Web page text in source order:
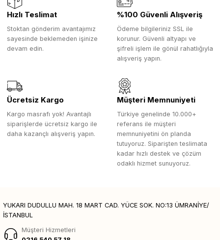
Hızlı Teslimat
Stoktan gönderim avantajımız
sayesinde beklemeden işinize
devam edin.
%100 Güvenli Alışveriş
Ödeme bilgileriniz SSL ile
korunur. Güvenli altyapı ve
şifreli işlem ile gönül rahatlığıyla
alışveriş yapın.
Ücretsiz Kargo
Kargo masrafı yok! Avantajlı
siparişlerde ücretsiz kargo ile
daha kazançlı alışveriş yapın.
Müşteri Memnuniyeti
Türkiye genelinde 10.000+
referans ile müşteri
memnuniyetini ön planda
tutuyoruz. Siparişten teslimata
kadar hızlı destek ve çözüm
odaklı hizmet sunuyoruz.
YUKARI DUDULLU MAH. 18 MART CAD. YÜCE SOK. NO:13 ÜMRANİYE/
İSTANBUL
Müşteri Hizmetleri